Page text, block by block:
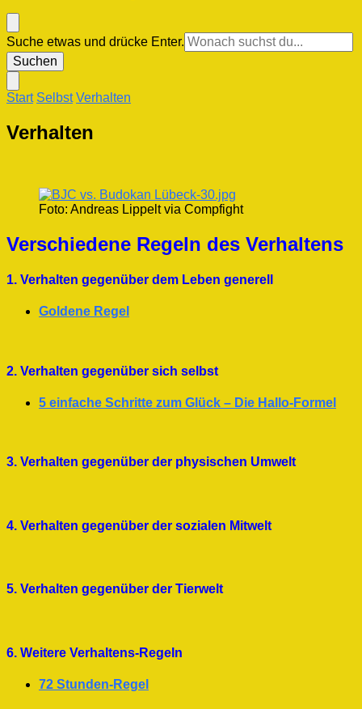
Suchst
du
nach
Suche etwas und drücke Enter.
Start Selbst Verhalten
Verhalten
Foto: Andreas Lippelt via Compfight
Verschiedene Regeln des Verhaltens
1. Verhalten gegenüber dem Leben generell
Goldene Regel
2. Verhalten gegenüber sich selbst
5 einfache Schritte zum Glück – Die Hallo-Formel
3. Verhalten gegenüber der physischen Umwelt
4. Verhalten gegenüber der sozialen Mitwelt
5. Verhalten gegenüber der Tierwelt
6. Weitere Verhaltens-Regeln
72 Stunden-Regel